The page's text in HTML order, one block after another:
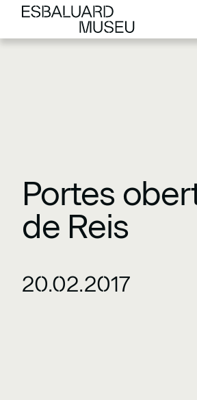
Portes
de Reis
20.02.2017